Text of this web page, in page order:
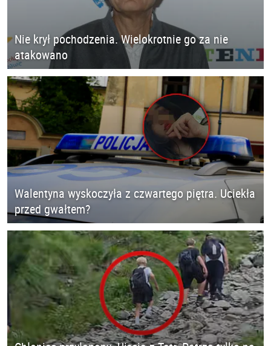
Nie krył pochodzenia. Wielokrotnie go za nie
atakowano
Walentyna wyskoczyła z czwartego piętra. Uciekła
przed gwałtem?